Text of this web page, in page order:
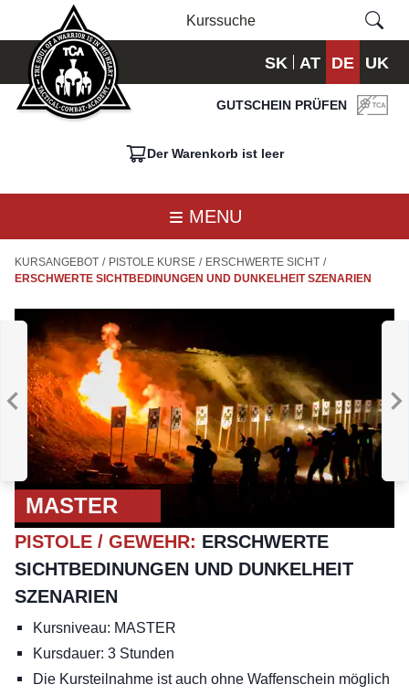
SK AT DE UK
GUTSCHEIN PRÜFEN
Der Warenkorb ist leer
MENU
KURSANGEBOT / PISTOLE KURSE / ERSCHWERTE SICHT /
ERSCHWERTE SICHTBEDINUNGEN UND DUNKELHEIT SZENARIEN
ADVANCED
PISTOLE: ERSCHWERTE
SICHTBEDINUNGEN UND
DUNKELHEIT 2
MASTER
PISTOLE / GEWEHR: ERSCHWERTE
SICHTBEDINUNGEN UND DUNKELHEIT
SZENARIEN
Kursniveau: MASTER
Kursdauer: 3 Stunden
Die Kursteilnahme ist auch ohne Waffenschein möglich